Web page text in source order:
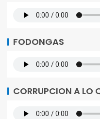
FODONGAS
CORRUPCION A LO